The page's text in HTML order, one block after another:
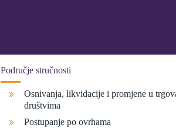
Područje stručnosti
Osnivanja, likvidacije i promjene u
društvima
Postupanje po ovrhama